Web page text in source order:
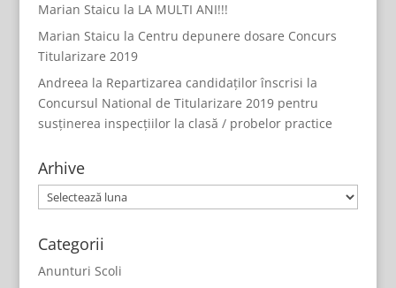
Marian Staicu la LA MULTI ANI!!!
Marian Staicu la Centru depunere dosare Concurs
Titularizare 2019
Andreea la Repartizarea candidaților înscrisi la
Concursul National de Titularizare 2019 pentru
susținerea inspecțiilor la clasă / probelor practice
Arhive
Arhive
Categorii
Anunturi Scoli